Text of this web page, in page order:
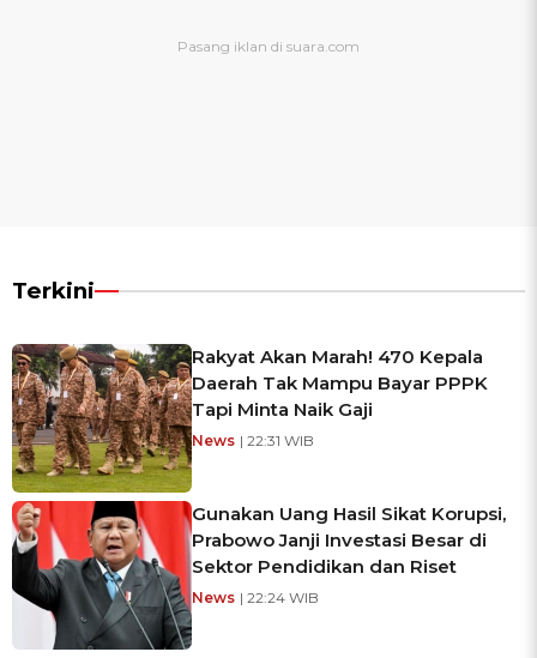
Terkini
Rakyat Akan Marah! 470 Kepala
Daerah Tak Mampu Bayar PPPK
Tapi Minta Naik Gaji
News | 22:31 WIB
Gunakan Uang Hasil Sikat Korupsi,
Prabowo Janji Investasi Besar di
Sektor Pendidikan dan Riset
News | 22:24 WIB